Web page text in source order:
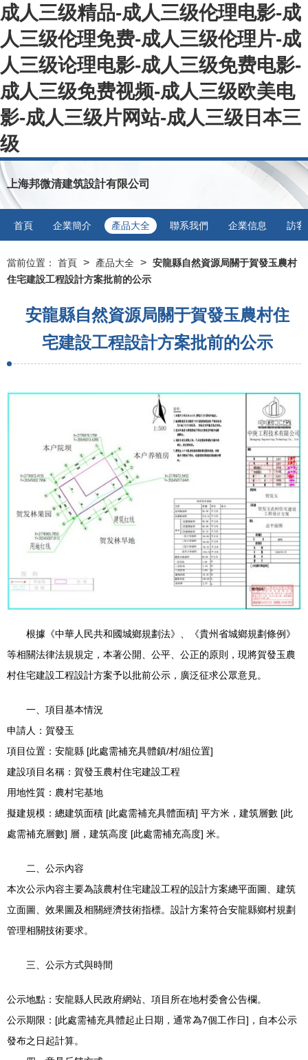
成人三级精品-成人三级伦理电影-成
人三级伦理免费-成人三级伦理片-成
人三级论理电影-成人三级免费电影-
成人三级免费视频-成人三级欧美电
影-成人三级片网站-成人三级日本三
级
上海邦微清建筑設計有限公司
首頁 企業簡介 產品大全 聯系我們 企業信息 訪客
當前位置： 首頁 > 產品大全 > 安龍縣自然資源局關于賀發玉農村
住宅建設工程設計方案批前的公示
安龍縣自然資源局關于賀發玉農村住
宅建設工程設計方案批前的公示
根據《中華人民共和國城鄉規劃法》、《貴州省城鄉規劃條例》
等相關法律法規規定，本著公開、公平、公正的原則，現將賀發玉農
村住宅建設工程設計方案予以批前公示，廣泛征求公眾意見。
一、項目基本情況
申請人：賀發玉
項目位置：安龍縣 [此處需補充具體鎮/村/組位置]
建設項目名稱：賀發玉農村住宅建設工程
用地性質：農村宅基地
擬建規模：總建筑面積 [此處需補充具體面積] 平方米，建筑層數 [此
處需補充層數] 層，建筑高度 [此處需補充高度] 米。
二、公示內容
本次公示內容主要為該農村住宅建設工程的設計方案總平面圖、建筑
立面圖、效果圖及相關經濟技術指標。設計方案符合安龍縣鄉村規劃
管理相關技術要求。
三、公示方式與時間
公示地點：安龍縣人民政府網站、項目所在地村委會公告欄。
公示期限：[此處需補充具體起止日期，通常為7個工作日]，自本公示
發布之日起計算。